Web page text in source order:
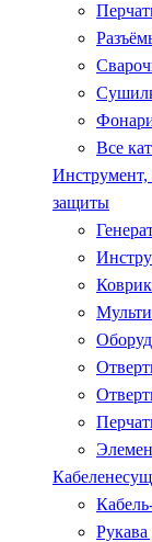
Все
Инструмент,
защиты